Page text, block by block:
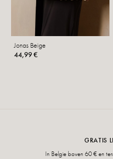
Jonas Beige
44,99 €
GRATIS
In Belgie boven 60 € en